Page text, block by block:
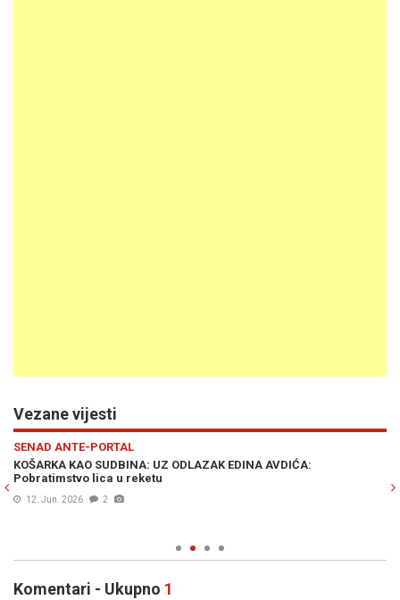
Vezane vijesti
SENAD ANTE-PORTAL
KOŠARKA KAO SUDBINA: UZ ODLAZAK EDINA AVDIĆA:
Pobratimstvo lica u reketu
12. Jun. 2026 2
Komentari - Ukupno 1